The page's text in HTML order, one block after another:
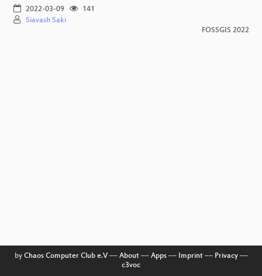
2022-03-09
141
Siavash Saki
FOSSGIS 2022
by Chaos Computer Club e.V–– About–– Apps–– Imprint–– Privacy––
c3voc